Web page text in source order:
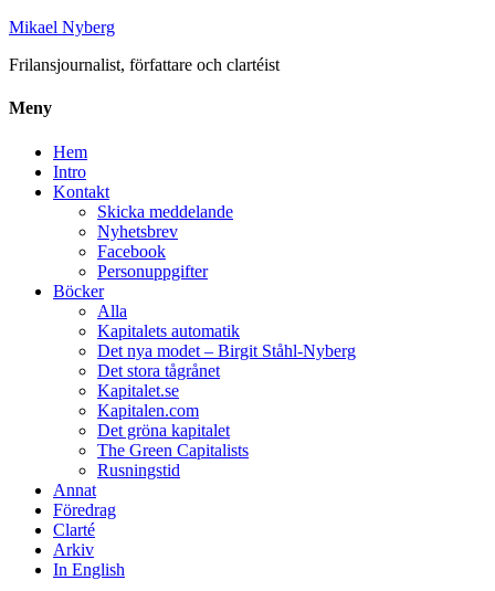
Mikael Nyberg
Frilansjournalist, författare och clartéist
Meny
Hem
Intro
Kontakt
Skicka meddelande
Nyhetsbrev
Facebook
Personuppgifter
Böcker
Alla
Kapitalets automatik
Det nya modet – Birgit Ståhl-Nyberg
Det stora tågrånet
Kapitalet.se
Kapitalen.com
Det gröna kapitalet
The Green Capitalists
Rusningstid
Annat
Föredrag
Clarté
Arkiv
In English